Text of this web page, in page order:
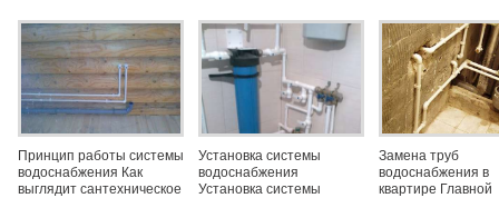
Принцип работы системы
водоснабжения Как
выглядит сантехническое
труб и фитингов
Установка системы
водоснабжения
Установка системы
квартире
Замена труб
водоснабжения в
квартире Главной